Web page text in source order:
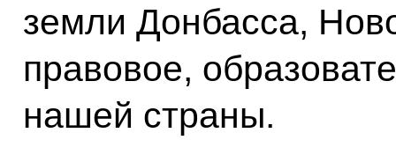
земли Донбасса,
правовое,
нашей страны.